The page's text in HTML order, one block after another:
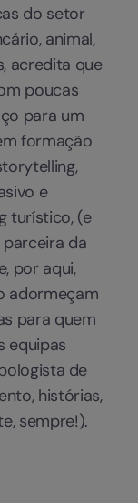
do setor
animal,
acredita que
poucas
para um
formação
e
turístico, (e
da
por aqui,
adormeçam
para quem
equipas
de
histórias,
sempre!).